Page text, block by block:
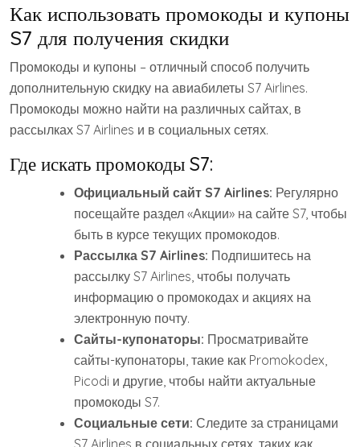
Как использовать промокоды и купоны
S7 для получения скидки
Промокоды и купоны – отличный способ получить
дополнительную скидку на авиабилеты S7 Airlines.
Промокоды можно найти на различных сайтах, в
рассылках S7 Airlines и в социальных сетях.
Где искать промокоды S7:
Официальный сайт S7 Airlines: Регулярно
посещайте раздел «Акции» на сайте S7, чтобы
быть в курсе текущих промокодов.
Рассылка S7 Airlines: Подпишитесь на
рассылку S7 Airlines, чтобы получать
информацию о промокодах и акциях на
электронную почту.
Сайты-купонаторы: Просматривайте
сайты-купонаторы, такие как Promokodex,
Picodi и другие, чтобы найти актуальные
промокоды S7.
Социальные сети: Следите за страницами
S7 Airlines в социальных сетях, таких как